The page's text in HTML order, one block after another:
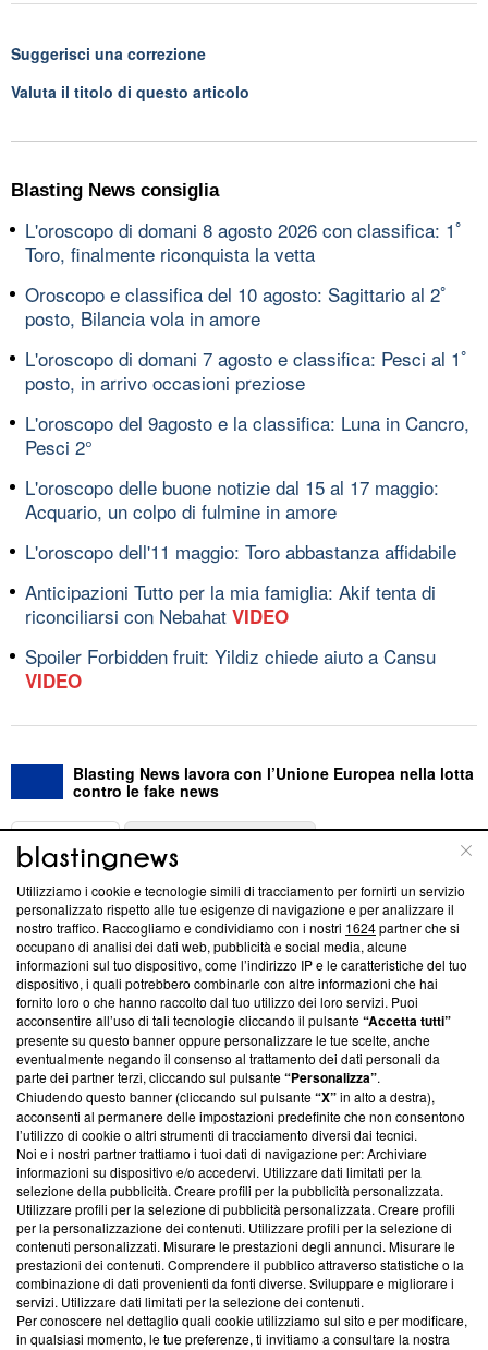
Suggerisci una correzione
Valuta il titolo di questo articolo
Blasting News consiglia
L'oroscopo di domani 8 agosto 2026 con classifica: 1ﾟ
Toro, finalmente riconquista la vetta
Oroscopo e classifica del 10 agosto: Sagittario al 2ﾟ
posto, Bilancia vola in amore
L'oroscopo di domani 7 agosto e classifica: Pesci al 1ﾟ
posto, in arrivo occasioni preziose
L'oroscopo del 9agosto e la classifica: Luna in Cancro,
Pesci 2°
L'oroscopo delle buone notizie dal 15 al 17 maggio:
Acquario, un colpo di fulmine in amore
L'oroscopo dell'11 maggio: Toro abbastanza affidabile
Anticipazioni Tutto per la mia famiglia: Akif tenta di
riconciliarsi con Nebahat VIDEO
Spoiler Forbidden fruit: Yildiz chiede aiuto a Cansu
VIDEO
Blasting News lavora con l’Unione Europea nella lotta
contro le fake news
ABOUT
Questa sezione offre informazioni trasparenti su Blasting
News, sui nostri processi editoriali e su come ci impegniamo a
creare news di qualità. Inoltre, afferma la nostra aderenza a
‘Trust Project - News with Integrity’Blasting News non è
ancora membro del programma, ma ha richiesto di farne
parte; Trust Project non ha ancora effettuato una verifica di
conformità agli standard.
Su di noi
Team editoriale
Corporate
Redazione
Informativa Privacy
Cookie Policy
Blasting SA, IDI CHE-247.845.224, Via Carlo Frasca, 3 - 6900
Lugano (Svizzera) Tel:+39 0690258937
Utilizziamo i cookie e tecnologie simili di tracciamento per fornirti un servizio
personalizzato rispetto alle tue esigenze di navigazione e per analizzare il
nostro traffico. Raccogliamo e condividiamo con i nostri 1624partner che si
occupano di analisi dei dati web, pubblicità e social media, alcune
informazioni sul tuo dispositivo, come l’indirizzo IP e le caratteristiche del tuo
dispositivo, i quali potrebbero combinarle con altre informazioni che hai
fornito loro o che hanno raccolto dal tuo utilizzo dei loro servizi. Puoi
acconsentire all’uso di tali tecnologie cliccando il pulsante“Accetta tutti”
presente su questo banner oppure personalizzare le tue scelte, anche
eventualmente negando il consenso al trattamento dei dati personali da
parte dei partner terzi, cliccando sul pulsante“Personalizza”.
Chiudendo questo banner (cliccando sul pulsante“X”in alto a destra),
acconsenti al permanere delle impostazioni predefinite che non consentono
l’utilizzo di cookie o altri strumenti di tracciamento diversi dai tecnici.
Noi e i nostri partner trattiamo i tuoi dati di navigazione per: Archiviare
informazioni su dispositivo e/o accedervi. Utilizzare dati limitati per la
selezione della pubblicità. Creare profili per la pubblicità personalizzata.
Utilizzare profili per la selezione di pubblicità personalizzata. Creare profili
per la personalizzazione dei contenuti. Utilizzare profili per la selezione di
contenuti personalizzati. Misurare le prestazioni degli annunci. Misurare le
prestazioni dei contenuti. Comprendere il pubblico attraverso statistiche o la
combinazione di dati provenienti da fonti diverse. Sviluppare e migliorare i
servizi. Utilizzare dati limitati per la selezione dei contenuti.
Per conoscere nel dettaglio quali cookie utilizziamo sul sito e per modificare,
in qualsiasi momento, le tue preferenze, ti invitiamo a consultare la nostra